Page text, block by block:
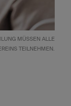
MÜSSEN ALLE
TEILNEHMEN.